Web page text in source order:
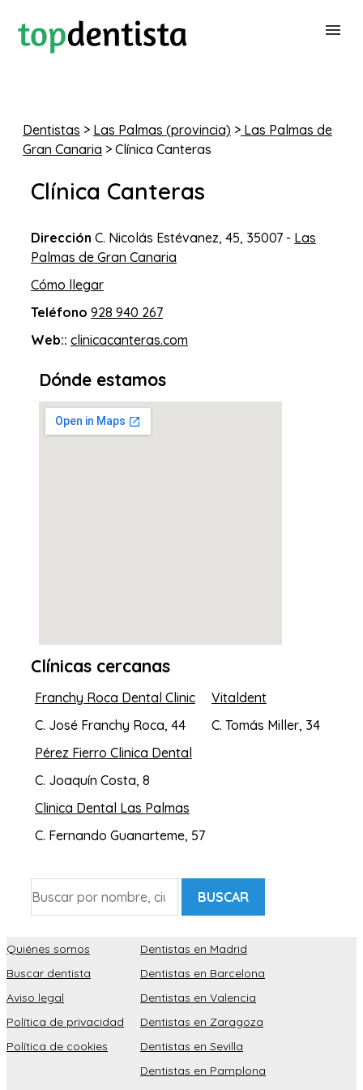
PARA CLÍNICAS DENTALES
CONTACTAR
Dentistas > Las Palmas (provincia) > Las Palmas de
Gran Canaria > Clínica Canteras
Clínica Canteras
Dirección C. Nicolás Estévanez, 45, 35007 - Las
Palmas de Gran Canaria
Cómo llegar
Teléfono 928 940 267
Web:: clinicacanteras.com
Dónde estamos
Clínicas cercanas
Franchy Roca Dental Clinic
C. José Franchy Roca, 44
Vitaldent
C. Tomás Miller, 34
Pérez Fierro Clinica Dental
C. Joaquín Costa, 8
Clinica Dental Las Palmas
C. Fernando Guanarteme, 57
BUSCAR
Quiénes somos
Buscar dentista
Aviso legal
Política de privacidad
Política de cookies
Dentistas en Madrid
Dentistas en Barcelona
Dentistas en Valencia
Dentistas en Zaragoza
Dentistas en Sevilla
Dentistas en Pamplona